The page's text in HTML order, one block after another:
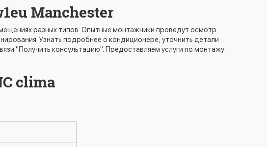
Manchester
разных типов. Опытные монтажники проведут осмотр
Узнать подробнее о кондиционере, уточнить детали
"Получить консультацию". Предоставляем услуги по монтажу
clima